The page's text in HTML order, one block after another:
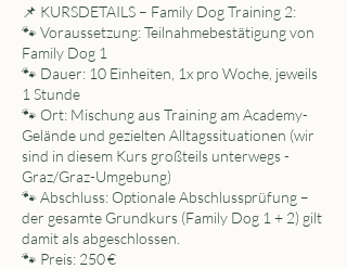
📌 KURSDETAILS – Family Dog Training 2:
🐾 Voraussetzung: Teilnahmebestätigung von
Family Dog 1
🐾 Dauer: 10 Einheiten, 1x pro Woche, jeweils
1 Stunde
🐾 Ort: Mischung aus Training am Academy-
Gelände und gezielten Alltagssituationen (wir
sind in diesem Kurs großteils unterwegs -
Graz/Graz-Umgebung)
🐾 Abschluss: Optionale Abschlussprüfung –
der gesamte Grundkurs (Family Dog 1 + 2) gilt
damit als abgeschlossen.
🐾 Preis: 250 €